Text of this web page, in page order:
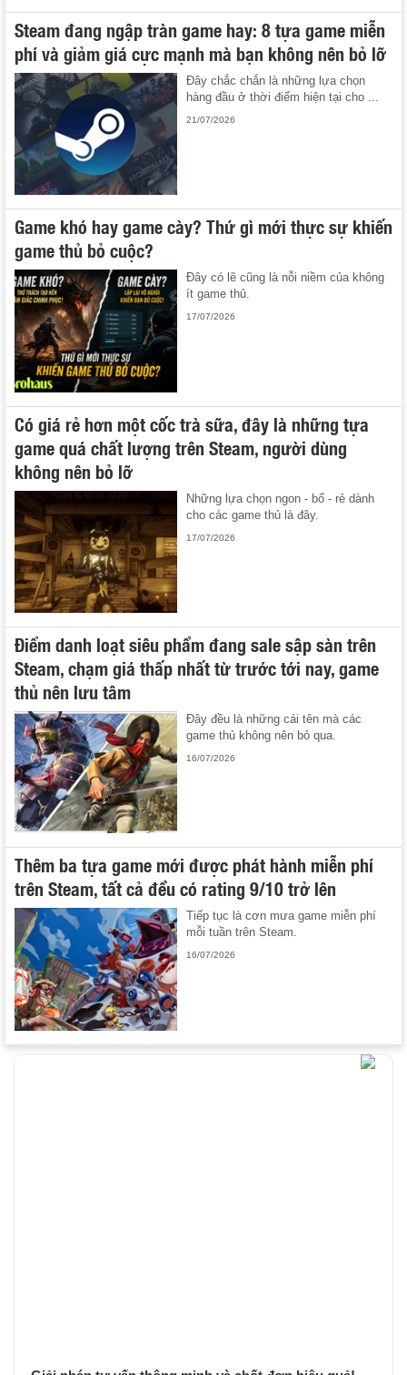
Steam đang ngập tràn game hay: 8 tựa game miễn
phí và giảm giá cực mạnh mà bạn không nên bỏ lỡ
Đây chắc chắn là những lựa chọn
hàng đầu ở thời điểm hiện tại cho ...
21/07/2026
Game khó hay game cày? Thứ gì mới thực sự khiến
game thủ bỏ cuộc?
Đây có lẽ cũng là nỗi niềm của không
ít game thủ.
17/07/2026
Có giá rẻ hơn một cốc trà sữa, đây là những tựa
game quá chất lượng trên Steam, người dùng
không nên bỏ lỡ
Những lựa chọn ngon - bổ - rẻ dành
cho các game thủ là đây.
17/07/2026
Điểm danh loạt siêu phẩm đang sale sập sàn trên
Steam, chạm giá thấp nhất từ trước tới nay, game
thủ nên lưu tâm
Đây đều là những cái tên mà các
game thủ không nên bỏ qua.
16/07/2026
Thêm ba tựa game mới được phát hành miễn phí
trên Steam, tất cả đều có rating 9/10 trở lên
Tiếp tục là cơn mưa game miễn phí
mỗi tuần trên Steam.
16/07/2026